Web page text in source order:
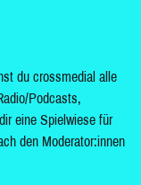
du crossmedial alle
Podcasts,
eine Spielwiese für
den Moderator:innen